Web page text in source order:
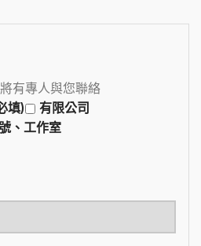
有專人與您聯絡
填)
有限公司
、工作室